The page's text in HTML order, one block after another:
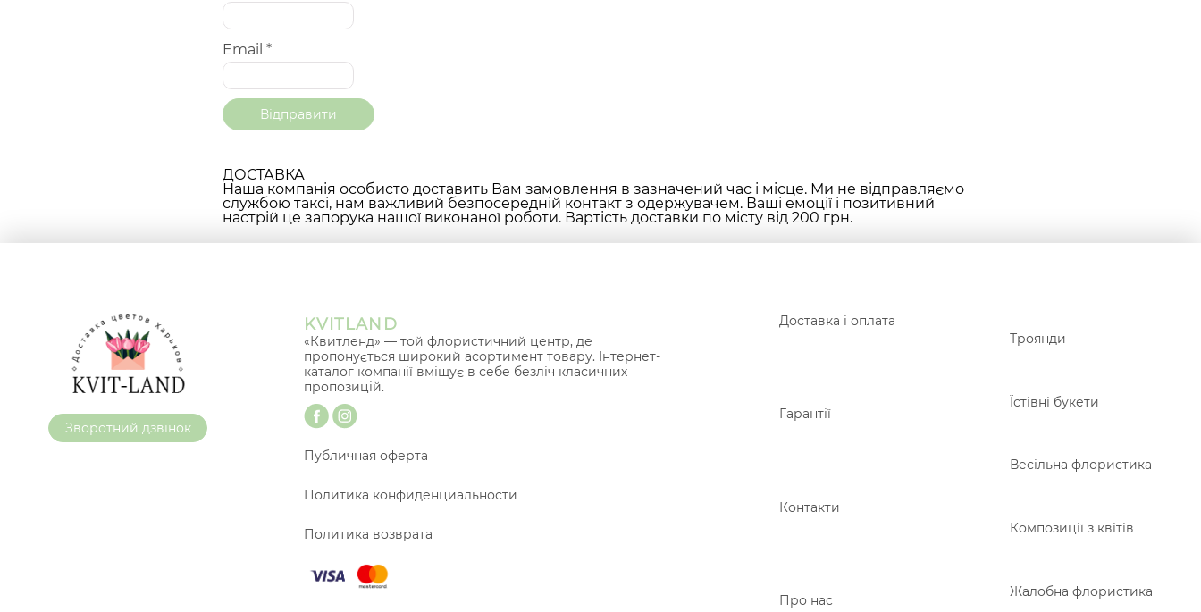
Email *
ДОСТАВКА
Наша компанія особисто доставить Вам замовлення в зазначений час і місце. Ми не відправляємо
службою таксі, нам важливий безпосередній контакт з одержувачем. Ваші емоції і позитивний
настрій це запорука нашої виконаної роботи. Вартість доставки по місту від 200 грн.
Зворотний дзвінок
KVITLAND
«Квитленд» — той флористичний центр, де
пропонується широкий асортимент товару. Інтернет-
каталог компанії вміщує в себе безліч класичних
пропозицій.
Публичная оферта
Политика конфиденциальности
Политика возврата
Доставка і оплата
Гарантії
Контакти
Про нас
Троянди
Їстівні букети
Весільна флористика
Композиції з квітів
Жалобна флористика